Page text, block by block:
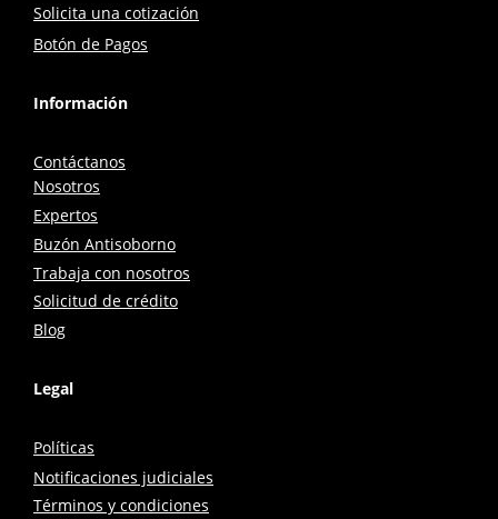
Solicita una cotización
Botón de Pagos
Información
Contáctanos
Nosotros
Expertos
Buzón Antisoborno
Trabaja con nosotros
Solicitud de crédito
Blog
Legal
Políticas
Notificaciones judiciales
Términos y condiciones